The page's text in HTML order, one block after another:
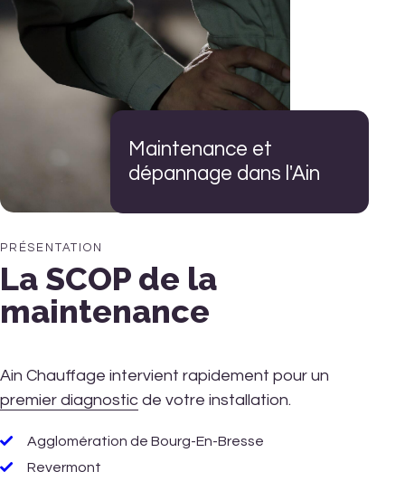
Maintenance et
dépannage dans l'Ain
PRÉSENTATION
La SCOP de la
maintenance
Ain Chauffage intervient rapidement pour un
premier diagnostic de votre installation.
Agglomération de Bourg-En-Bresse
Revermont